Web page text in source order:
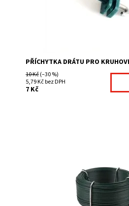
Fence consulting
PŘÍCHYTKA DRÁTU PRO
10 Kč(–30 %)
5,79 Kč bez DPH
7 Kč
průměr 2.0 mm ve svitku je 50 bm
Na centrálním
7026088-84
Fence consulting